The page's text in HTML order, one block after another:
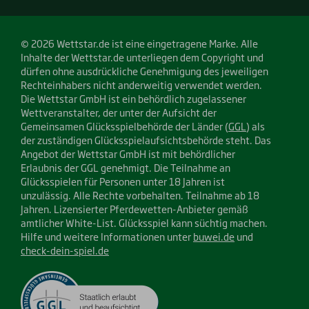
© 2026 Wettstar.de ist eine eingetragene Marke. Alle
Inhalte der Wettstar.de unterliegen dem Copyright und
dürfen ohne ausdrückliche Genehmigung des jeweiligen
Rechteinhabers nicht anderweitig verwendet werden.
Die Wettstar GmbH ist ein behördlich zugelassener
Wettveranstalter, der unter der Aufsicht der
Gemeinsamen Glücksspielbehörde der Länder (GGL ) als
der zuständigen Glücksspielaufsichtsbehörde steht. Das
Angebot der Wettstar GmbH ist mit behördlicher
Erlaubnis der GGL genehmigt. Die Teilnahme an
Glücksspielen für Personen unter 18 Jahren ist
unzulässig. Alle Rechte vorbehalten. Teilnahme ab 18
Jahren. Lizensierter Pferdewetten-Anbieter gemäß
amtlicher White-List. Glücksspiel kann süchtig machen.
Hilfe und weitere Informationen unterbuwei.deund
check-dein-spiel.de